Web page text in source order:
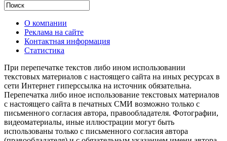
О компании
Реклама на сайте
Контактная информация
Статистика
При перепечатке текстов либо ином использовании
текстовых материалов с настоящего сайта на иных ресурсах в
сети Интернет гиперссылка на источник обязательна.
Перепечатка либо иное использование текстовых материалов
с настоящего сайта в печатных СМИ возможно только с
письменного согласия автора, правообладателя. Фотографии,
видеоматериалы, иные иллюстрации могут быть
использованы только с письменного согласия автора